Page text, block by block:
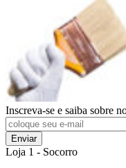
Inscreva-se e saiba sobre
Enviar
Loja 1 - Socorro